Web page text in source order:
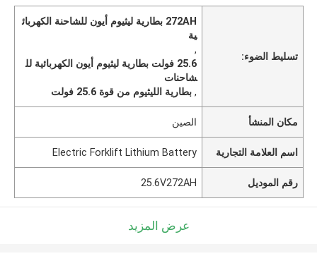
تسليط الضوء:
272AH بطارية ليثيوم أيون للشاحنة الكهربائ
ية
,
25.6 فولت بطارية ليثيوم أيون الكهربائية لل
شاحنات
,بطارية الليثيوم من قوة 25.6 فولت
مكان المنشأ الصين
اسم العلامة التجارية Electric Forklift Lithium Battery
رقم الموديل 25.6V272AH
عرض المزيد